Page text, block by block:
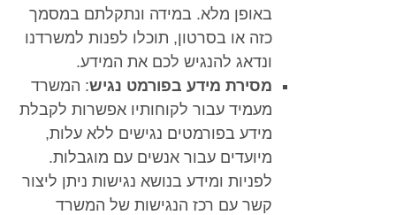
באופן מלא. במידה ונתקלתם במסמך
כזה או בסרטון, תוכלו לפנות למשרדנו
ונדאג להנגיש לכם את המידע.
מסירת מידע בפורמט נגיש: המשרד
מעמיד עבור לקוחותיו אפשרות לקבלת
מידע בפורמטים נגישים ללא עלות,
מיועדים עבור אנשים עם מוגבלות.
לפניות ומידע בנושא נגישות ניתן ליצור
קשר עם רכז הנגישות של המשרד